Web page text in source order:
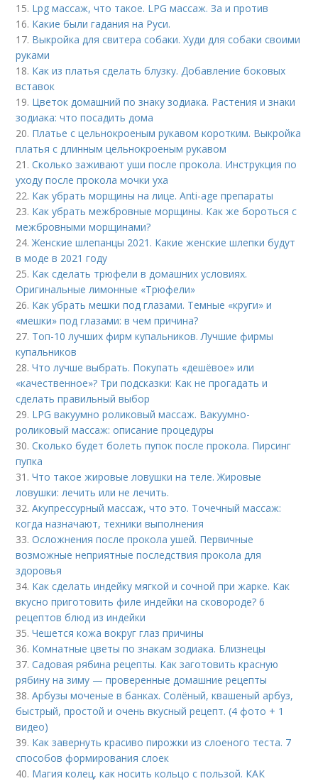
15. Lpg массаж, что такое. LPG массаж. За и против
16. Какие были гадания на Руси.
17. Выкройка для свитера собаки. Худи для собаки своими
руками
18. Как из платья сделать блузку. Добавление боковых
вставок
19. Цветок домашний по знаку зодиака. Растения и знаки
зодиака: что посадить дома
20. Платье с цельнокроеным рукавом коротким. Выкройка
платья с длинным цельнокроеным рукавом
21.Сколько заживают уши после прокола. Инструкция по
уходу после прокола мочки уха
22. Как убрать морщины на лице. Anti-age препараты
23. Как убрать межбровные морщины. Как же бороться с
межбровными морщинами?
24.Женские шлепанцы 2021. Какие женские шлепки будут
в моде в 2021 году
25. Как сделать трюфели в домашних условиях.
Оригинальные лимонные «Трюфели»
26. Как убрать мешки под глазами. Темные «круги» и
«мешки» под глазами: в чем причина?
27. Топ-10 лучших фирм купальников. Лучшие фирмы
купальников
28.Что лучше выбрать. Покупать «дешёвое» или
«качественное»? Три подсказки: Как не прогадать и
сделать правильный выбор
29. LPG вакуумно роликовый массаж. Вакуумно-
роликовый массаж: описание процедуры
30.Сколько будет болеть пупок после прокола. Пирсинг
пупка
31.Что такое жировые ловушки на теле. Жировые
ловушки: лечить или не лечить.
32.Акупрессурный массаж, что это. Точечный массаж:
когда назначают, техники выполнения
33.Осложнения после прокола ушей. Первичные
возможные неприятные последствия прокола для
здоровья
34. Как сделать индейку мягкой и сочной при жарке. Как
вкусно приготовить филе индейки на сковороде? 6
рецептов блюд из индейки
35.Чешется кожа вокруг глаз причины
36. Комнатные цветы по знакам зодиака. Близнецы
37.Садовая рябина рецепты. Как заготовить красную
рябину на зиму — проверенные домашние рецепты
38.Арбузы моченые в банках. Солёный, квашеный арбуз,
быстрый, простой и очень вкусный рецепт. (4 фото + 1
видео)
39. Как завернуть красиво пирожки из слоеного теста. 7
способов формирования слоек
40. Магия колец, как носить кольцо с пользой. КАК